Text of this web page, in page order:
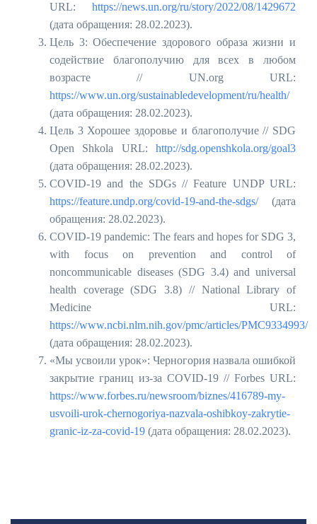
URL: https://news.un.org/ru/story/2022/08/1429672
(дата обращения: 28.02.2023).
Цель 3: Обеспечение здорового образа жизни и
содействие благополучию для всех в любом
возрасте // UN.org URL:
https://www.un.org/sustainabledevelopment/ru/health/
(дата обращения: 28.02.2023).
Цель 3 Хорошее здоровье и благополучие // SDG
Open Shkola URL: http://sdg.openshkola.org/goal3
(дата обращения: 28.02.2023).
COVID-19 and the SDGs // Feature UNDP URL:
https://feature.undp.org/covid-19-and-the-sdgs/(дата
обращения: 28.02.2023).
COVID-19 pandemic: The fears and hopes for SDG 3,
with focus on prevention and control of
noncommunicable diseases (SDG 3.4) and universal
health coverage (SDG 3.8) // National Library of
Medicine URL:
https://www.ncbi.nlm.nih.gov/pmc/articles/PMC9334993/
(дата обращения: 28.02.2023).
«Мы усвоили урок»: Черногория назвала ошибкой
закрытие границ из-за COVID-19 // Forbes URL:
https://www.forbes.ru/newsroom/biznes/416789-my-
usvoili-urok-chernogoriya-nazvala-oshibkoy-zakrytie-
granic-iz-za-covid-19 (дата обращения: 28.02.2023).